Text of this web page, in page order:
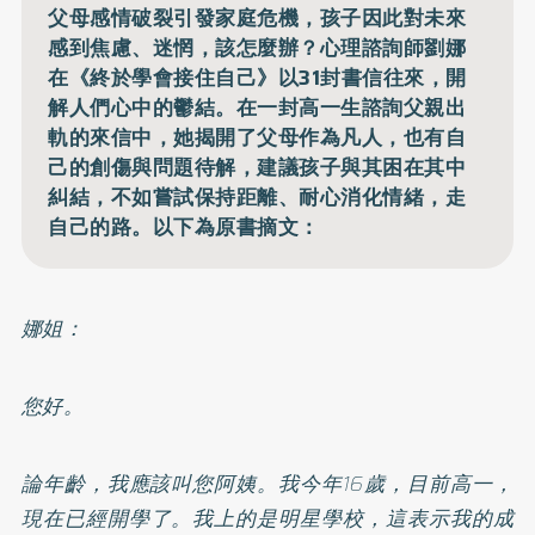
父母感情破裂引發家庭危機，孩子因此對未來
感到焦慮、迷惘，該怎麼辦？心理諮詢師劉娜
在《終於學會接住自己》以31封書信往來，開
解人們心中的鬱結。在一封高一生諮詢父親出
軌的來信中，她揭開了父母作為凡人，也有自
己的創傷與問題待解，建議孩子與其困在其中
糾結，不如嘗試保持距離、耐心消化情緒，走
自己的路。以下為原書摘文：
娜姐：
您好。
論年齡，我應該叫您阿姨。我今年16歲，目前高一，
現在已經開學了。我上的是明星學校，這表示我的成